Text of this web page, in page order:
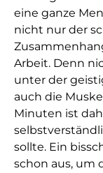
eine ganze
nicht nur der
Arbeit. Denn
unter der
auch die
Minuten ist
sollte. Ein
schon aus, um